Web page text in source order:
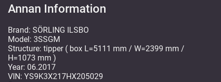
Annan Information
Brand: SÖRLING ILSBO
Model: 3SSGM
Structure: tipper ( box L=5111 mm / W=2399 mm /
H=1073 mm )
Year: 06.2017
VIN: YS9K3X217HX205029